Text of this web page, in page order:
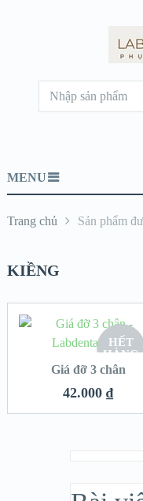
MENU
Trang chủ Sản phẩm
KIỀNG
HẾT
HÀNG
Giá đỡ 3 chân
42.000₫